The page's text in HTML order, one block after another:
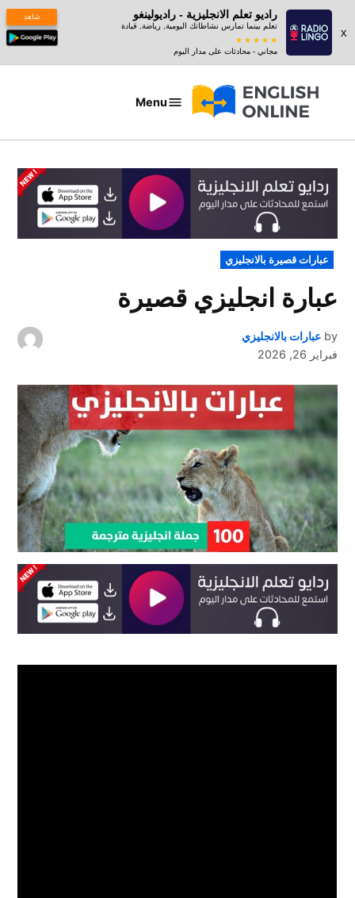
x
راديو تعلم الانجليزية - راديولينغو
تعلم بينما تمارس نشاطاتك اليومية, رياضة, قيادة
مجاني - محادثات على مدار اليوم
شاهد
عبارات
Menu
POSTED
IN
عبارات قصيرة بالانجليزي
عبارة انجليزي قصيرة
by عبارات بالانجليزي
فبراير 26, 2026